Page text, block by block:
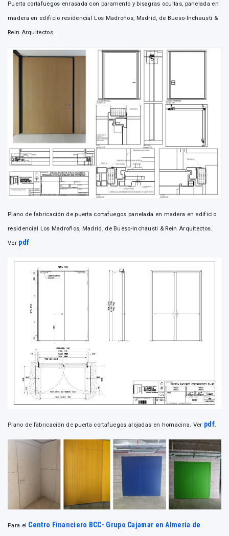
Puerta cortafuegos enrasada con paramento y bisagras ocultas, panelada en
madera en edificio residencial Los Madroños, Madrid, de Bueso-Inchausti &
Rein Arquitectos.
Plano de fabricación de puerta cortafuegos panelada en madera en edificio
residencial Los Madroños, Madrid, de Bueso-Inchausti & Rein Arquitectos.
Ver pdf
Plano de fabricación de puerta cortafuegos alojadas en hornacina. Ver pdf.
Para el Centro Financiero BCC- Grupo Cajamar en Almería de